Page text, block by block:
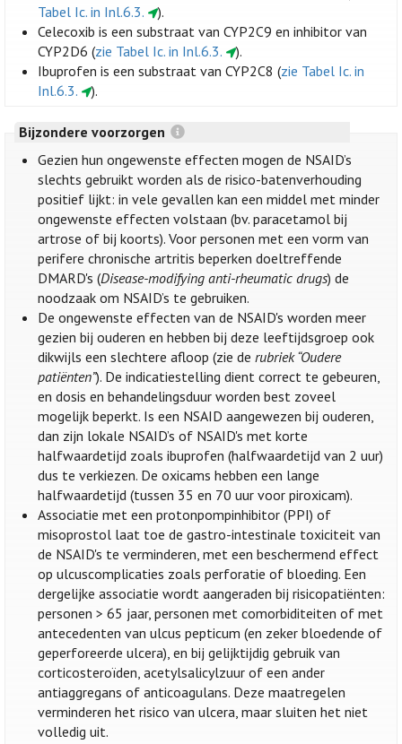
Tabel Ic. in Inl.6.3.
).
Celecoxib is een substraat van CYP2C9 en inhibitor van
CYP2D6 (zie Tabel Ic. in Inl.6.3.
).
Ibuprofen is een substraat van CYP2C8 (zie Tabel Ic. in
Inl.6.3.
).
Bijzondere voorzorgen
Gezien hun ongewenste effecten mogen de NSAID’s
slechts gebruikt worden als de risico-batenverhouding
positief lijkt: in vele gevallen kan een middel met minder
ongewenste effecten volstaan (bv. paracetamol bij
artrose of bij koorts). Voor personen met een vorm van
perifere chronische artritis beperken doeltreffende
DMARD's (Disease-modifying anti-rheumatic drugs) de
noodzaak om NSAID’s te gebruiken.
De ongewenste effecten van de NSAID's worden meer
gezien bij ouderen en hebben bij deze leeftijdsgroep ook
dikwijls een slechtere afloop (zie derubriek “Oudere
patiënten”). De indicatiestelling dient correct te gebeuren,
en dosis en behandelingsduur worden best zoveel
mogelijk beperkt. Is een NSAID aangewezen bij ouderen,
dan zijn lokale NSAID’s of NSAID's met korte
halfwaardetijd zoals ibuprofen (halfwaardetijd van 2 uur)
dus te verkiezen. De oxicams hebben een lange
halfwaardetijd (tussen 35 en 70 uur voor piroxicam).
Associatie met een protonpompinhibitor (PPI) of
misoprostol laat toe de gastro-intestinale toxiciteit van
de NSAID's te verminderen, met een beschermend effect
op ulcuscomplicaties zoals perforatie of bloeding. Een
dergelijke associatie wordt aangeraden bij risicopatiënten:
personen > 65 jaar, personen met comorbiditeiten of met
antecedenten van ulcus pepticum (en zeker bloedende of
geperforeerde ulcera), en bij gelijktijdig gebruik van
corticosteroïden, acetylsalicylzuur of een ander
antiaggregans of anticoagulans. Deze maatregelen
verminderen het risico van ulcera, maar sluiten het niet
volledig uit.